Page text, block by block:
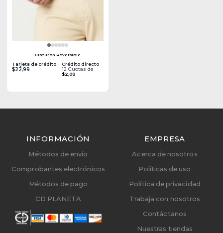
Cinturón Reversible
Tarjeta de crédito
$22,99
Crédito directo
12 Cuotas de
$2,08
INFORMACIÓN
Métodos de envío
Comprobantes electrónicos
Métodos de pago
CD PLANETA
EMPRESA
Acerca de nosotros
Políticas de uso
Política de privacidad
Trabaja con nosotros
Contáctanos
Nuestras tiendas